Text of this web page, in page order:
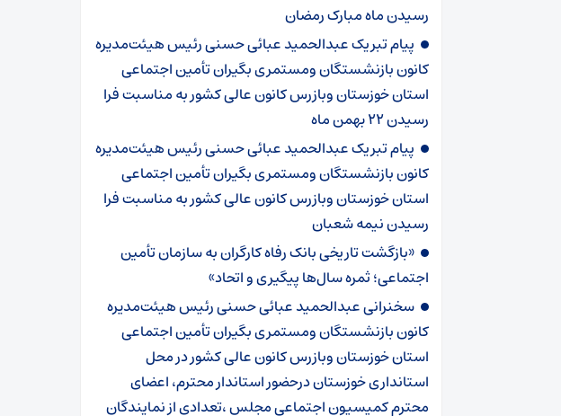
رسیدن ماه مبارک رمضان
پیام تبریک عبدالحمید عبائی حسنی رئیس هیئت‌مدیره
کانون بازنشستگان ومستمری بگیران تأمین اجتماعی
استان خوزستان وبازرس کانون عالی کشور به مناسبت فرا
رسیدن ۲۲ بهمن ماه
پیام تبریک عبدالحمید عبائی حسنی رئیس هیئت‌مدیره
کانون بازنشستگان ومستمری بگیران تأمین اجتماعی
استان خوزستان وبازرس کانون عالی کشور به مناسبت فرا
رسیدن نیمه شعبان
«بازگشت تاریخی بانک رفاه کارگران به سازمان تأمین
اجتماعی؛ ثمره سال‌ها پیگیری و اتحاد»
سخنرانی عبدالحمید عبائی حسنی رئیس هیئت‌مدیره
کانون بازنشستگان ومستمری بگیران تأمین اجتماعی
استان خوزستان وبازرس کانون عالی کشور در محل
استانداری خوزستان درحضور استاندار محترم، اعضای
محترم کمیسیون اجتماعی مجلس ،تعدادی از نمایندگان